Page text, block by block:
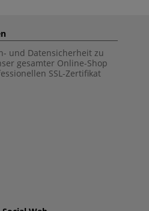
und Datensicherheit zu
gesamter Online-Shop
SSL-Zertifikat